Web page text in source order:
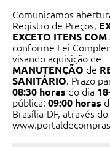
Negócios
Comunicamos
Registro de Preços,
EXCETO ITENS
conforme Lei
visando aquisição de
MANUTENÇÃO de
SANITÁRIO. Prazo
08:30 horas do dia
pública: 09:00 horas
Brasília-DF, através
www.portal